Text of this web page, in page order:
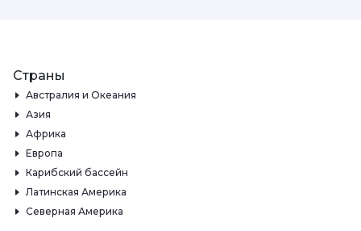
Страны
Австралия и Океания
Азия
Африка
Европа
Карибский бассейн
Латинская Америка
Северная Америка